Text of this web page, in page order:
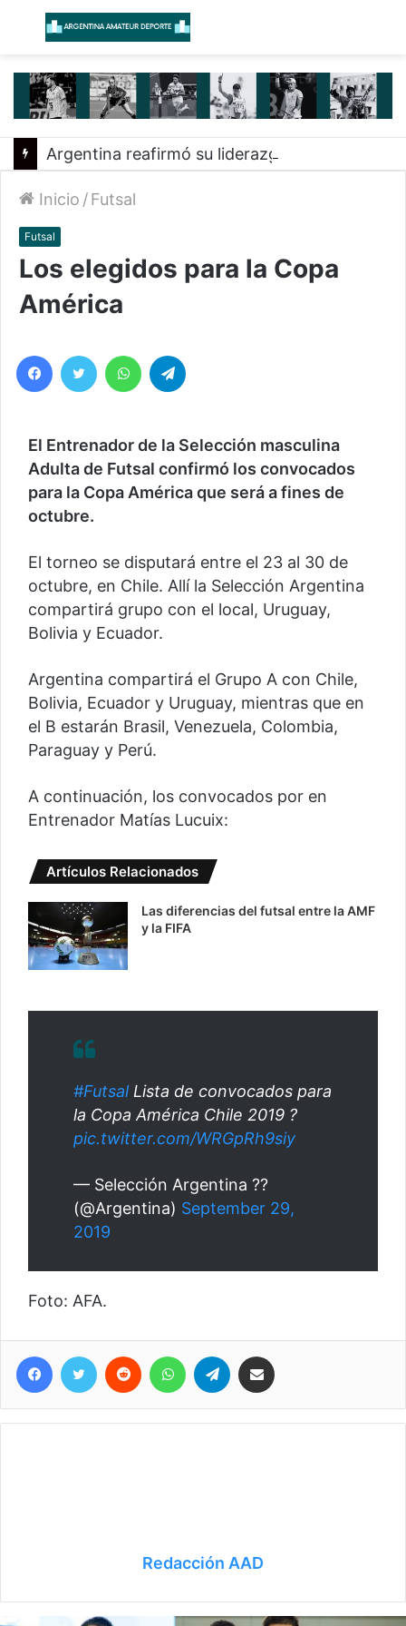
Menú
Inicio /Futsal
Futsal
Los elegidos para la Copa
América
Facebook
Twitter WhatsApp
El Entrenador de la Selección masculina
Adulta de Futsal confirmó los convocados
para la Copa América que será a fines de
octubre.
El torneo se disputará entre el 23 al 30 de
octubre, en Chile. Allí la Selección Argentina
compartirá grupo con el local, Uruguay,
Bolivia y Ecuador.
Argentina compartirá el Grupo A con Chile,
Bolivia, Ecuador y Uruguay, mientras que en
el B estarán Brasil, Venezuela, Colombia,
Paraguay y Perú.
A continuación, los convocados por en
Entrenador Matías Lucuix:
Artículos Relacionados
Las diferencias del futsal entre la AMF
y la FIFA
#FutsalLista de convocados para
la Copa América Chile 2019 ?
pic.twitter.com/WRGpRh9siy
— Selección Argentina ??
(@Argentina) September 29,
2019
Foto: AFA.
Facebook
Twitter Reddit WhatsAppTelegram
Redacción AAD